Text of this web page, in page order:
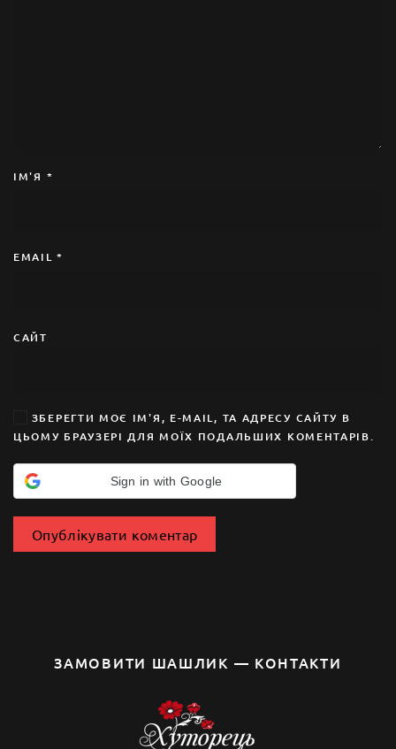
ІМ'Я *
EMAIL*
САЙТ
ЗБЕРЕГТИ МОЄ ІМ'Я, E-MAIL, ТА АДРЕСУ САЙТУ В
ЦЬОМУ БРАУЗЕРІ ДЛЯ МОЇХ ПОДАЛЬШИХ КОМЕНТАРІВ.
Sign in with Google
Опублікувати коментар
ЗАМОВИТИ ШАШЛИК — КОНТАКТИ